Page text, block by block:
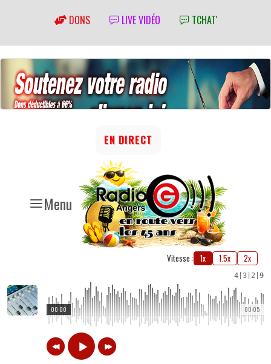
DONS LIVE VIDÉO TCHAT'
Menu
EN DIRECT
Vitesse : 1x 1.5x 2x
4 3 2 9
00:05
00:00